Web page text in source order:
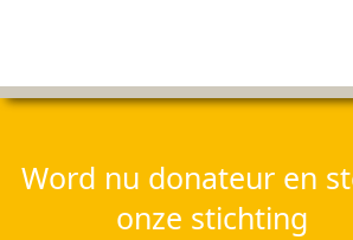
Word nu donateur en
onze stichting